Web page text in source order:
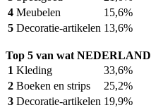
4 Meubelen
15,6%
5 Decoratie-artikelen 13,6%
Top 5 van wat
1 Kleding
33,6%
2 Boeken en strips
25,2%
3 Decoratie-artikelen 19,9%